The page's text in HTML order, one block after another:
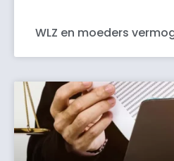
WLZ en moeders